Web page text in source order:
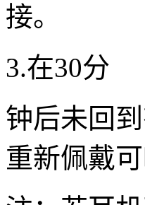
接。
3.在30分
钟后未回
重新佩戴